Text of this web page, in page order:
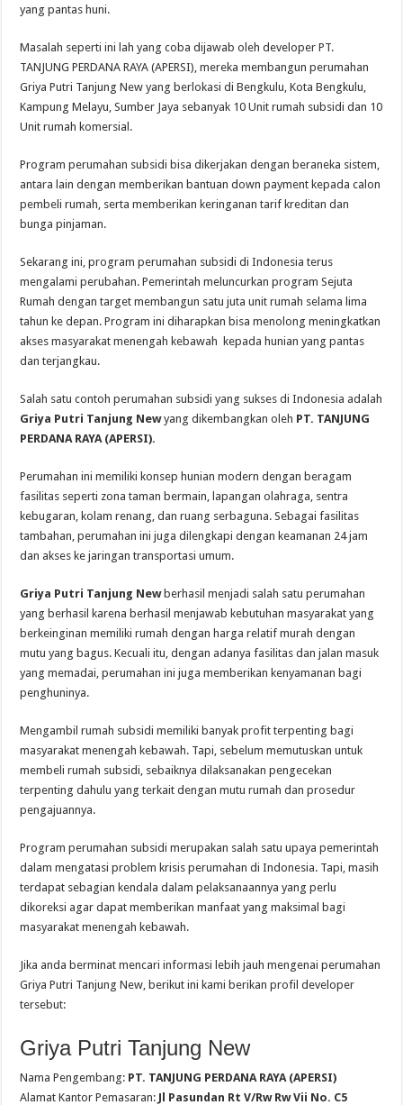
yang pantas huni.
Masalah seperti ini lah yang coba dijawab oleh developer PT.
TANJUNG PERDANA RAYA (APERSI), mereka membangun perumahan
Griya Putri Tanjung New yang berlokasi di Bengkulu, Kota Bengkulu,
Kampung Melayu, Sumber Jaya sebanyak 10 Unit rumah subsidi dan 10
Unit rumah komersial.
Program perumahan subsidi bisa dikerjakan dengan beraneka sistem,
antara lain dengan memberikan bantuan down payment kepada calon
pembeli rumah, serta memberikan keringanan tarif kreditan dan
bunga pinjaman.
Sekarang ini, program perumahan subsidi di Indonesia terus
mengalami perubahan. Pemerintah meluncurkan program Sejuta
Rumah dengan target membangun satu juta unit rumah selama lima
tahun ke depan. Program ini diharapkan bisa menolong meningkatkan
akses masyarakat menengah kebawah kepada hunian yang pantas
dan terjangkau.
Salah satu contoh perumahan subsidi yang sukses di Indonesia adalah
Griya Putri Tanjung Newyang dikembangkan oleh PT. TANJUNG
PERDANA RAYA (APERSI).
Perumahan ini memiliki konsep hunian modern dengan beragam
fasilitas seperti zona taman bermain, lapangan olahraga, sentra
kebugaran, kolam renang, dan ruang serbaguna. Sebagai fasilitas
tambahan, perumahan ini juga dilengkapi dengan keamanan 24 jam
dan akses ke jaringan transportasi umum.
Griya Putri Tanjung Newberhasil menjadi salah satu perumahan
yang berhasil karena berhasil menjawab kebutuhan masyarakat yang
berkeinginan memiliki rumah dengan harga relatif murah dengan
mutu yang bagus. Kecuali itu, dengan adanya fasilitas dan jalan masuk
yang memadai, perumahan ini juga memberikan kenyamanan bagi
penghuninya.
Mengambil rumah subsidi memiliki banyak profit terpenting bagi
masyarakat menengah kebawah. Tapi, sebelum memutuskan untuk
membeli rumah subsidi, sebaiknya dilaksanakan pengecekan
terpenting dahulu yang terkait dengan mutu rumah dan prosedur
pengajuannya.
Program perumahan subsidi merupakan salah satu upaya pemerintah
dalam mengatasi problem krisis perumahan di Indonesia. Tapi, masih
terdapat sebagian kendala dalam pelaksanaannya yang perlu
dikoreksi agar dapat memberikan manfaat yang maksimal bagi
masyarakat menengah kebawah.
Jika anda berminat mencari informasi lebih jauh mengenai perumahan
Griya Putri Tanjung New, berikut ini kami berikan profil developer
tersebut:
Griya Putri Tanjung New
Nama Pengembang: PT. TANJUNG PERDANA RAYA (APERSI)
Alamat Kantor Pemasaran: Jl Pasundan Rt V/Rw Rw Vii No. C5